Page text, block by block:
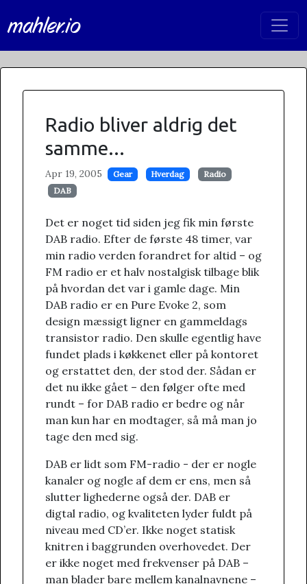
mahler.io
Radio bliver aldrig det
samme...
Apr 19, 2005 Gear Hverdag
Radio
DAB
Det er noget tid siden jeg fik min første
DAB radio. Efter de første 48 timer, var
min radio verden forandret for altid – og
FM radio er et halv nostalgisk tilbage blik
på hvordan det var i gamle dage. Min
DAB radio er en Pure Evoke 2, som
design mæssigt ligner en gammeldags
transistor radio. Den skulle egentlig have
fundet plads i køkkenet eller på kontoret
og erstattet den, der stod der. Sådan er
det nu ikke gået – den følger ofte med
rundt – for DAB radio er bedre og når
man kun har en modtager, så må man jo
tage den med sig.
DAB er lidt som FM-radio - der er nogle
kanaler og nogle af dem er ens, men så
slutter lighederne også der. DAB er
digtal radio, og kvaliteten lyder fuldt på
niveau med CD’er. Ikke noget statisk
knitren i baggrunden overhovedet. Der
er ikke noget med frekvenser på DAB –
man blader bare mellem kanalnavnene –